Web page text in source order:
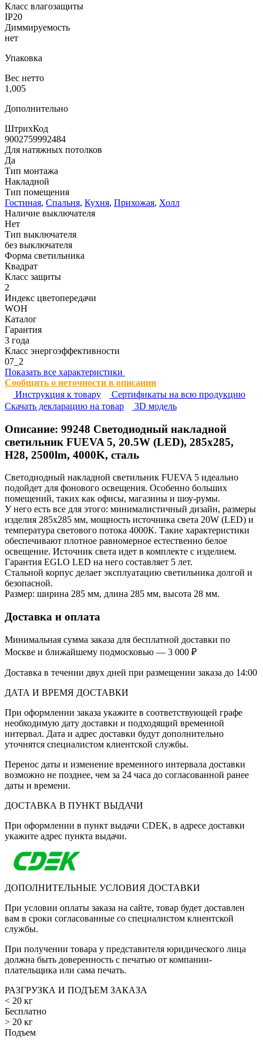
Класс влагозащиты
IP20
Диммируемость
нет
Упаковка
Вес нетто
1,005
Дополнительно
ШтрихКод
9002759992484
Для натяжных потолков
Да
Тип монтажа
Накладной
Тип помещения
Гостиная, Спальня, Кухня, Прихожая, Холл
Наличие выключателя
Нет
Тип выключателя
без выключателя
Форма светильника
Квадрат
Класс защиты
2
Индекс цветопередачи
WOH
Каталог
Гарантия
3 года
Класс энергоэффективности
07_2
Показать все характеристики
Сообщить о неточности в описании
Инструкция к товару
Сертификаты на всю продукцию
Cкачать декларацию на товар
3D модель
Описание: 99248 Светодиодный накладной
светильник FUEVA 5, 20.5W (LED), 285х285,
H28, 2500lm, 4000K, сталь
Светодиодный накладной светильник FUEVA 5 идеально
подойдет для фонового освещения. Особенно больших
помещений, таких как офисы, магазины и шоу-румы.
У него есть все для этого: минималистичный дизайн, размеры
изделия 285х285 мм, мощность источника света 20W (LED) и
температура светового потока 4000К. Такие характеристики
обеспечивают плотное равномерное естественно белое
освещение. Источник света идет в комплекте с изделием.
Гарантия EGLO LED на него составляет 5 лет.
Стальной корпус делает эксплуатацию светильника долгой и
безопасной.
Размер: ширина 285 мм, длина 285 мм, высота 28 мм.
Доставка и оплата
Минимальная сумма заказа для бесплатной доставки по
Москве и ближайшему подмосковью — 3 000 ₽
Доставка в течении двух дней при размещении заказа до 14:00
ДАТА И ВРЕМЯ ДОСТАВКИ
При оформлении заказа укажите в соответствующей графе
необходимую дату доставки и подходящий временной
интервал. Дата и адрес доставки будут дополнительно
уточнятся специалистом клиентской службы.
Перенос даты и изменение временного интервала доставки
возможно не позднее, чем за 24 часа до согласованной ранее
даты и времени.
ДОСТАВКА В ПУНКТ ВЫДАЧИ
При оформлении в пункт выдачи CDEK, в адресе доставки
укажите адрес пункта выдачи.
ДОПОЛНИТЕЛЬНЫЕ УСЛОВИЯ ДОСТАВКИ
При условии оплаты заказа на сайте, товар будет доставлен
вам в сроки согласованные со специалистом клиентской
службы.
При получении товара у представителя юридического лица
должна быть доверенность с печатью от компании-
плательщика или сама печать.
РАЗГРУЗКА И ПОДЪЕМ ЗАКАЗА
< 20 кг
Бесплатно
> 20 кг
Подъем